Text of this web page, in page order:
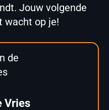
Jouw volgende
wacht op je!
Vries